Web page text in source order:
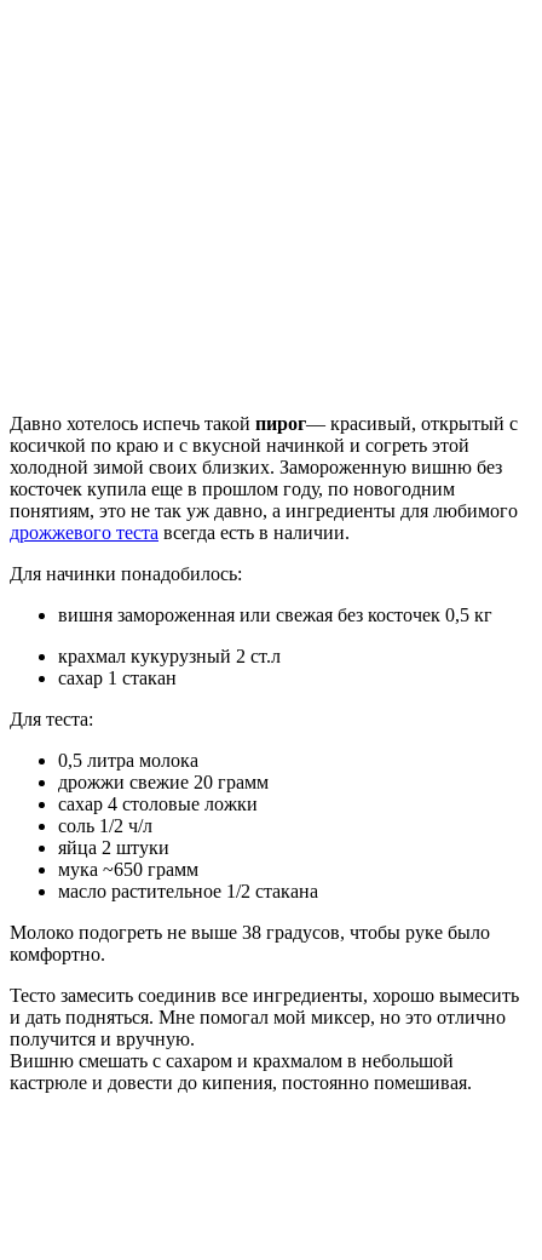
Давно хотелось испечь такой пирог— красивый, открытый с
косичкой по краю и с вкусной начинкой и согреть этой
холодной зимой своих близких. Замороженную вишню без
косточек купила еще в прошлом году, по новогодним
понятиям, это не так уж давно, а ингредиенты для любимого
дрожжевого теста всегда есть в наличии.
Для начинки понадобилось:
вишня замороженная или свежая без косточек 0,5 кг
крахмал кукурузный 2 ст.л
сахар 1 стакан
Для теста:
0,5 литра молока
дрожжи свежие 20 грамм
сахар 4 столовые ложки
соль 1/2 ч/л
яйца 2 штуки
мука ~650 грамм
масло растительное 1/2 стакана
Молоко подогреть не выше 38 градусов, чтобы руке было
комфортно.
Тесто замесить соединив все ингредиенты, хорошо вымесить
и дать подняться. Мне помогал мой миксер, но это отлично
получится и вручную.
Вишню смешать с сахаром и крахмалом в небольшой
кастрюле и довести до кипения, постоянно помешивая.